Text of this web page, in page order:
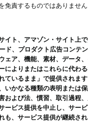
免責するものではありませ
イト、アマゾン・サイト上
、プロダクト広告コンテ
ェア、機能、素材、データ
によりまたはこれらに代わ
ているまま」で提供されま
いかなる種類の表明または
および法、慣習、取引過程
ービス提供を中止し、サー
も、サービス提供が継続さ